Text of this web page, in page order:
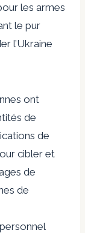
les armes
le pur
l’Ukraine
ont
de
de
cibler et
de
de